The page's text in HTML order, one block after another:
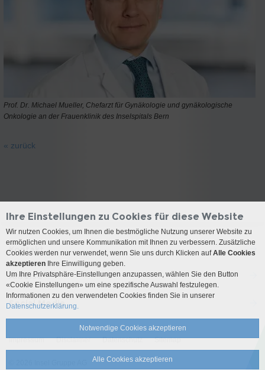
Prof. Dr. Michael Mueller, Chefarzt für Gynäkologie und gynäkologische
Onkologie an der Frauenklinik des Inselspitals Bern
« zurück
Kontakt
Anreise
Social Media
Impressum Disclaimer Datenschutz Sitemap
Ihre Einstellungen zu Cookies für diese Website
Wir nutzen Cookies, um Ihnen die bestmögliche Nutzung unserer Website zu
ermöglichen und unsere Kommunikation mit Ihnen zu verbessern. Zusätzliche
Cookies werden nur verwendet, wenn Sie uns durch Klicken aufAlle Cookies
akzeptieren Ihre Einwilligung geben.
Um Ihre Privatsphäre-Einstellungen anzupassen, wählen Sie den Button
«Cookie Einstellungen» um eine spezifische Auswahl festzulegen.
Informationen zu den verwendeten Cookies finden Sie in unserer
Datenschutzerklärung.
Notwendige Cookies akzeptieren
Alle Cookies akzeptieren